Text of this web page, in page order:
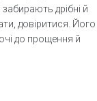
дрібні й
довіритися. Його
до прощення й